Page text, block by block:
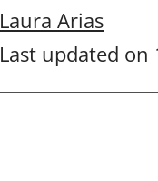
Laura Arias
Last updated